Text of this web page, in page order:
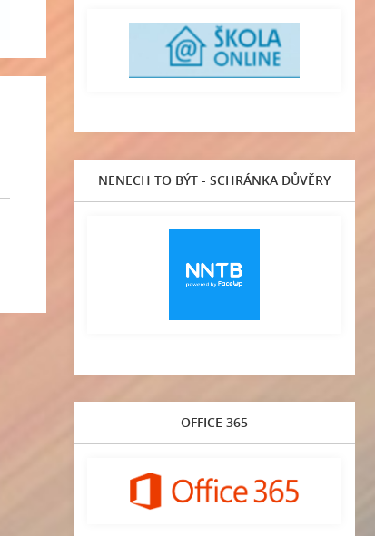
NENECH TO BÝT - SCHRÁNKA DŮVĚRY
OFFICE 365